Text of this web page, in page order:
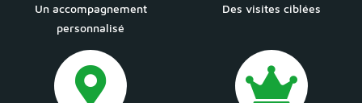
Un accompagnement
personnalisé
Des visites ciblées